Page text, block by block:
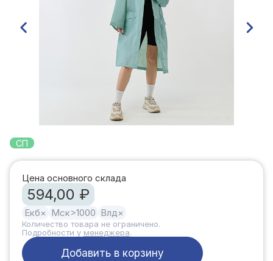
СП
Цена основного склада
594,00 ₽
Екб× Мск>1000 Влд ×
Количество товара не ограничено.
Подробности у менеджера.
Добавить в корзину